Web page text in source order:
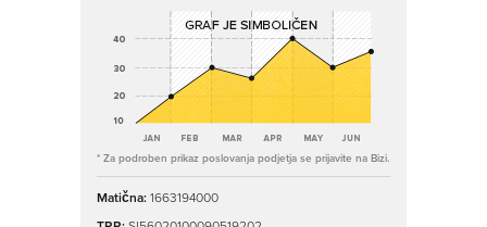
* Za podroben prikaz poslovanja podjetja se prijavite na Bizi.
Matična:1663194000